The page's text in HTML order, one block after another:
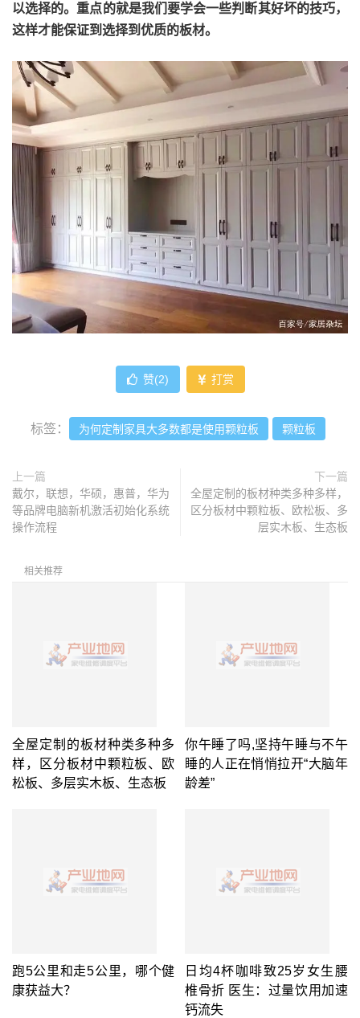
以选择的。重点的就是我们要学会一些判断其好坏的技巧，
这样才能保证到选择到优质的板材。
赞(2) 打赏
标签： 为何定制家具大多数都是使用颗粒板 颗粒板
上一篇
戴尔，联想，华硕，惠普，华为
等品牌电脑新机激活初始化系统
操作流程
下一篇
全屋定制的板材种类多种多样，
区分板材中颗粒板、欧松板、多
层实木板、生态板
相关推荐
全屋定制的板材种类多种多
样，区分板材中颗粒板、欧
松板、多层实木板、生态板
你午睡了吗,坚持午睡与不午
睡的人正在悄悄拉开“大脑年
龄差”
跑5公里和走5公里，哪个健
康获益大？
日均4杯咖啡致25岁女生腰
椎骨折 医生：过量饮用加速
钙流失